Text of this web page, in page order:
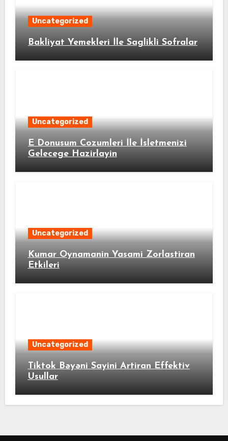
Uncategorized
Bakliyat Yemekleri İle Saglikli Sofralar
Uncategorized
E Donusum Cozumleri İle İsletmenizi
Gelecege Hazirlayin
Uncategorized
Kumar Oynamanin Yasami Zorlastiran
Etkileri
Uncategorized
Tiktok Bəyəni Sayini Artiran Effektiv
Usullar